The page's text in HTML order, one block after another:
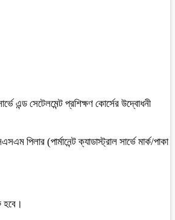
এন্ড সেটেলমেন্ট প্রশিক্ষণ কোর্সের উদ্বোধনী
পিলার (পার্মানেন্ট ক্যাডাস্ট্রাল সার্ভে মার্ক/পাকা
হবে।